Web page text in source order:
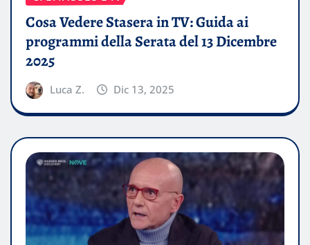
Cosa Vedere Stasera in TV: Guida ai
programmi della Serata del 13 Dicembre
2025
Luca Z. Dic 13, 2025